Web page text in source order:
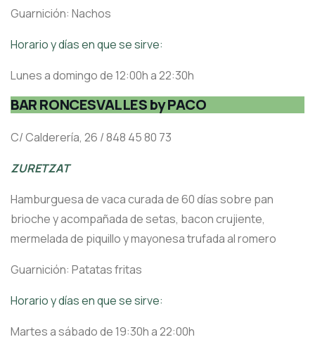
Guarnición: Nachos
Horario y días en que se sirve:
Lunes a domingo de 12:00h a 22:30h
BAR RONCESVALLES by PACO
C/ Calderería, 26 / 848 45 80 73
ZURETZAT
Hamburguesa de vaca curada de 60 días sobre pan
brioche y acompañada de setas, bacon crujiente,
mermelada de piquillo y mayonesa trufada al romero
Guarnición: Patatas fritas
Horario y días en que se sirve:
Martes a sábado de 19:30h a 22:00h